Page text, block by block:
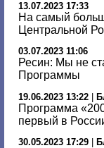
13.07.2023 17:33
На самый
Центральной
03.07.2023 11:06
Ресин: Мы не
Программы
19.06.2023 13:22
Программа
первый в
30.05.2023 17:29